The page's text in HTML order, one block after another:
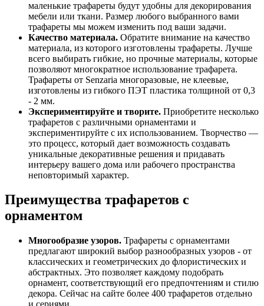
маленькие трафареты будут удобны для декорирования
мебели или ткани. Размер любого выбранного вами
трафареты мы можем изменить под ваши задачи.
Качество материала. Обратите внимание на качество
материала, из которого изготовлены трафареты. Лучше
всего выбирать гибкие, но прочные материалы, которые
позволяют многократное использование трафарета.
Трафареты от Senzaria многоразовые, не клеевые,
изготовлены из гибкого ПЭТ пластика толщиной от 0,3
- 2 мм.
Экспериментируйте и творите. Приобретите несколько
трафаретов с различными орнаментами и
экспериментируйте с их использованием. Творчество —
это процесс, который дает возможность создавать
уникальные декоративные решения и придавать
интерьеру вашего дома или рабочего пространства
неповторимый характер.
Преимущества трафаретов с
орнаментом
Многообразие узоров. Трафареты с орнаментами
предлагают широкий выбор разнообразных узоров - от
классических и геометрических до флористических и
абстрактных. Это позволяет каждому подобрать
орнамент, соответствующий его предпочтениям и стилю
декора. Сейчас на сайте более 400 трафаретов отдельно